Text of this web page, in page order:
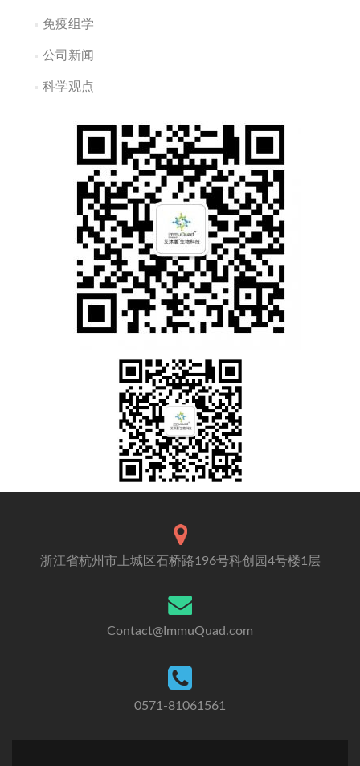
免疫组学
公司新闻
科学观点
浙江省杭州市上城区石桥路196号科创园4号楼1层
Contact@ImmuQuad.com
0571-81061561